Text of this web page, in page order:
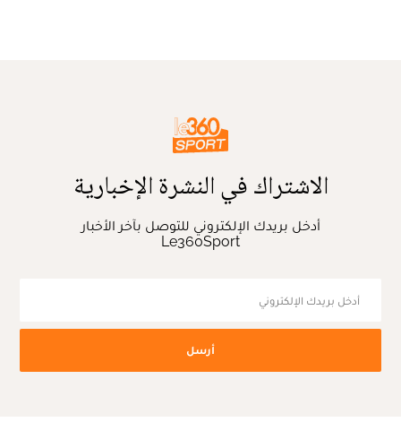
الاشتراك في النشرة الإخبارية
أدخل بريدك الإلكتروني للتوصل بآخر الأخبار
Le360Sport
أرسل